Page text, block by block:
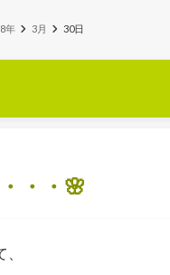
年 3月 30日
・・🌸